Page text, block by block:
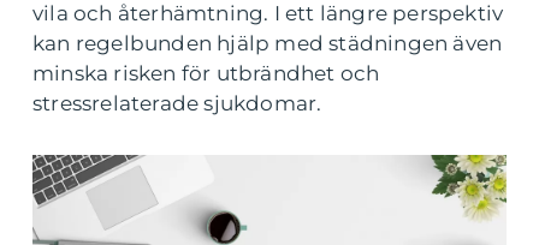
vila och återhämtning. I ett längre perspektiv
kan regelbunden hjälp med städningen även
minska risken för utbrändhet och
stressrelaterade sjukdomar.